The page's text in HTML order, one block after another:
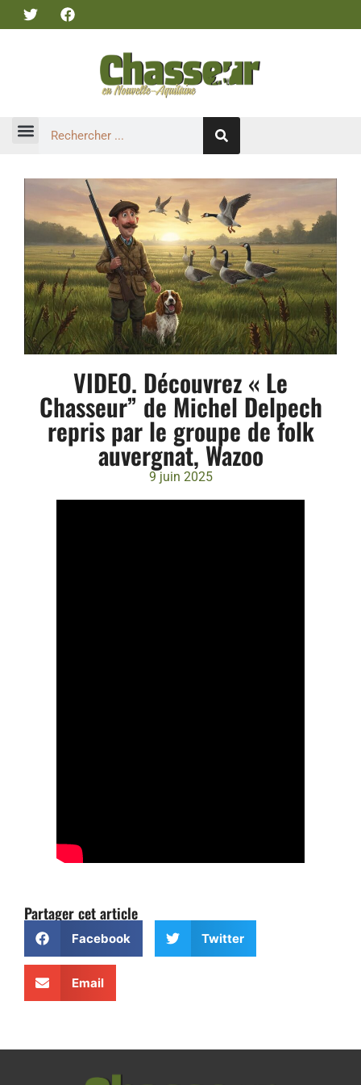
VIDEO. Découvrez « Le
Chasseur” de Michel Delpech
repris par le groupe de folk
auvergnat, Wazoo
9 juin 2025
Partager cet article
Facebook Twitter
Email